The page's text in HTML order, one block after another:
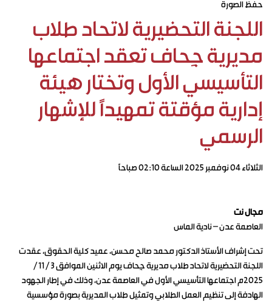
حفظ الصورة
اللجنة التحضيرية لاتحاد طلاب
مديرية جِحاف تعقد اجتماعها
التأسيسي الأول وتختار هيئة
إدارية مؤقتة تمهيدًا للإشهار
الرسمي
الثلاثاء ٠٤ نوفمبر ٢٠٢٥ الساعة ٠٢:١٠ صباحاً
مجال نت
العاصمة عدن – نادية الماس
تحت إشراف الأستاذ الدكتور محمد صالح محسن، عميد كلية الحقوق، عقدت
اللجنة التحضيرية لاتحاد طلاب مديرية جِحاف يوم الاثنين الموافق ٣ / ١١ /
٢٠٢٥م اجتماعها التأسيسي الأول في العاصمة عدن، وذلك في إطار الجهود
الهادفة إلى تنظيم العمل الطلابي وتمثيل طلاب المديرية بصورة مؤسسية